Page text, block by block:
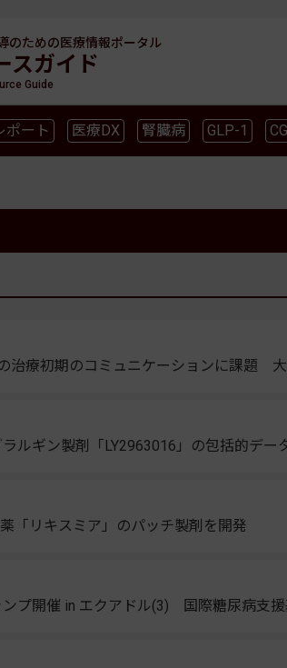
のための医療情報ポータル
スガイド
Guide
ポート 医療DX 腎臓病 GLP-1
治療初期のコミュニケーションに課題 大
ルギン製剤「LY2963016」の包括的デ
「リキスミア」のパッチ製剤を開発
プ開催 in エクアドル(3) 国際糖尿病支